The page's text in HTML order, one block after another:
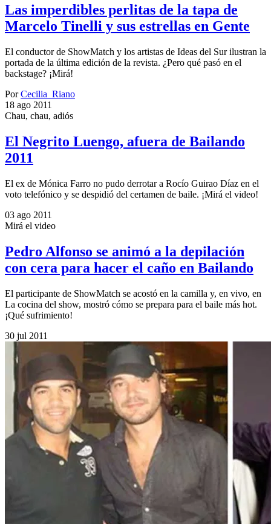
Las imperdibles perlitas de la tapa de
Marcelo Tinelli y sus estrellas en Gente
El conductor de ShowMatch y los artistas de Ideas del Sur ilustran la
portada de la última edición de la revista. ¿Pero qué pasó en el
backstage? ¡Mirá!
PorCecilia_Riano
18 ago 2011
Chau, chau, adiós
El Negrito Luengo, afuera de Bailando
2011
El ex de Mónica Farro no pudo derrotar a Rocío Guirao Díaz en el
voto telefónico y se despidió del certamen de baile. ¡Mirá el video!
03 ago 2011
Mirá el video
Pedro Alfonso se animó a la depilación
con cera para hacer el caño en Bailando
El participante de ShowMatch se acostó en la camilla y, en vivo, en
La cocina del show, mostró cómo se prepara para el baile más hot.
¡Qué sufrimiento!
30 jul 2011